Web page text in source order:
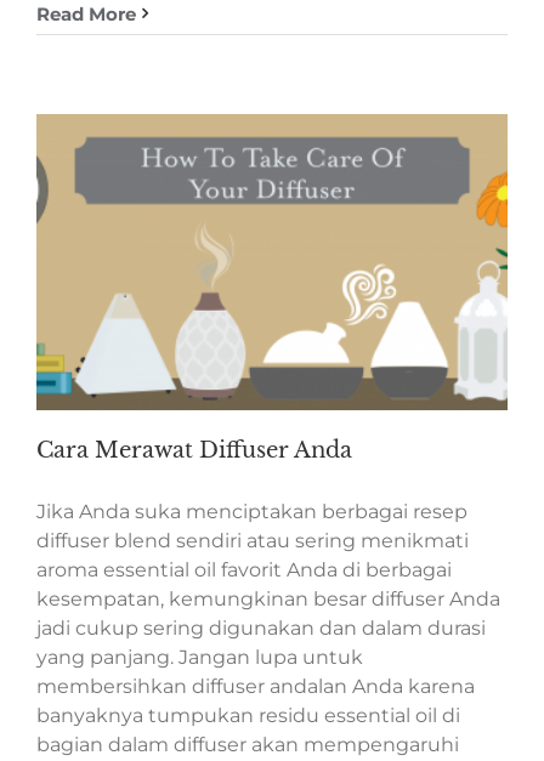
Read More
Cara Merawat Diffuser Anda
Jika Anda suka menciptakan berbagai resep
diffuser blend sendiri atau sering menikmati
aroma essential oil favorit Anda di berbagai
kesempatan, kemungkinan besar diffuser Anda
jadi cukup sering digunakan dan dalam durasi
yang panjang. Jangan lupa untuk
membersihkan diffuser andalan Anda karena
banyaknya tumpukan residu essential oil di
bagian dalam diffuser akan mempengaruhi